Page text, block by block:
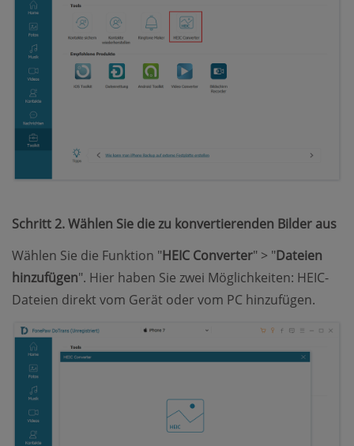
Schritt 2. Wählen Sie die zu konvertierenden Bilder aus
Wählen Sie die Funktion "HEIC Converter" > "Dateien
hinzufügen". Hier haben Sie zwei Möglichkeiten: HEIC-
Dateien direkt vom Gerät oder vom PC hinzufügen.